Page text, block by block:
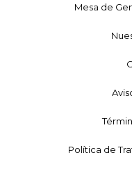
Mesa de
Política de